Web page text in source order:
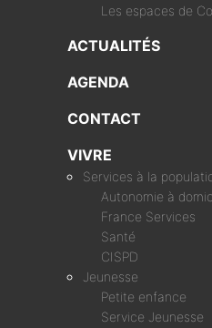
Les espaces de
ACTUALITÉS
AGENDA
CONTACT
VIVRE
Services à la
Autonomie à
France Services
Santé
CISPD
Jeunesse
Petite enfance
Service Jeunesse